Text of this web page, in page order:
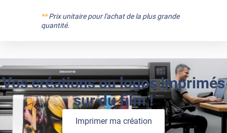
**Prix unitaire pour l'achat de la plus grande
quantité.
Vos créations ou logos imprimés
sur du film !
Imprimer ma création